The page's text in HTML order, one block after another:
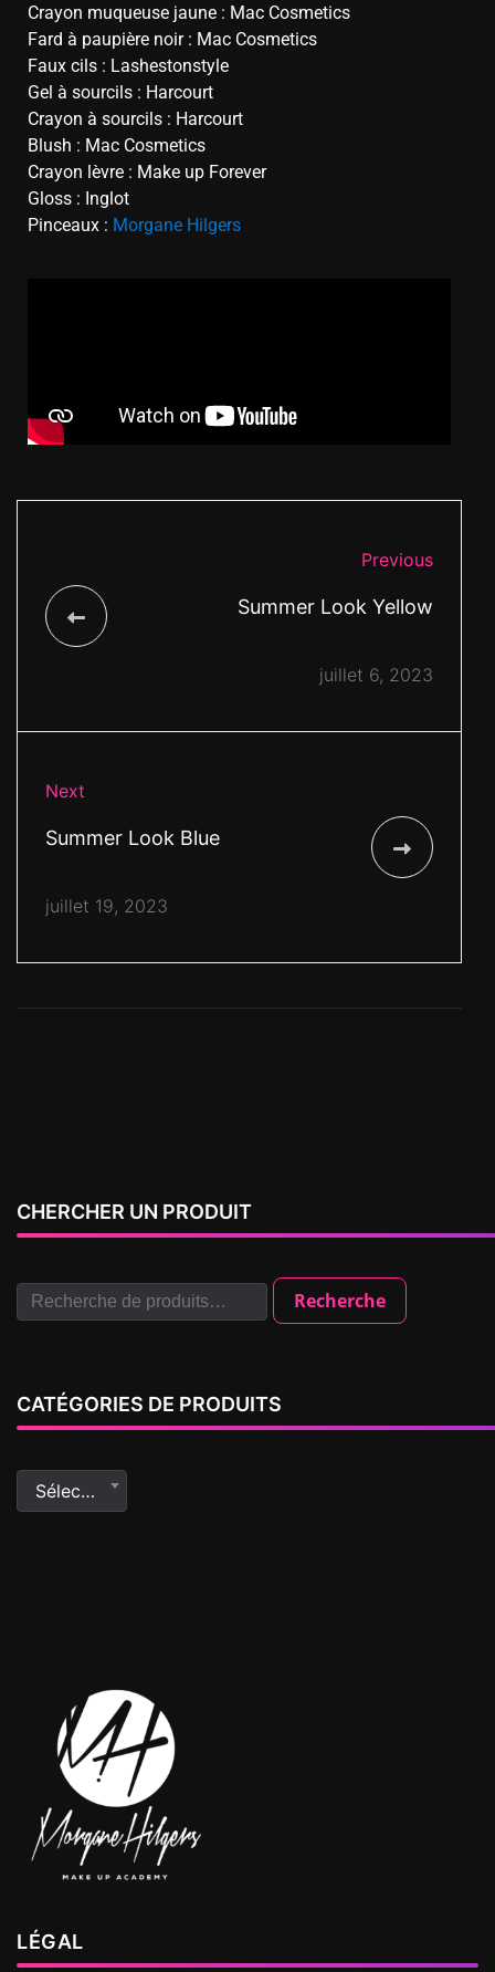
Crayon muqueuse jaune : Mac Cosmetics
Fard à paupière noir : Mac Cosmetics
Faux cils : Lashestonstyle
Gel à sourcils : Harcourt
Crayon à sourcils : Harcourt
Blush : Mac Cosmetics
Crayon lèvre : Make up Forever
Gloss : Inglot
Pinceaux : Morgane Hilgers
Previous
Summer Look Yellow
juillet 6, 2023
Next
Summer Look Blue
juillet 19, 2023
CHERCHER UN PRODUIT
Recherche
CATÉGORIES DE PRODUITS
Sélectionner une catégorie
LÉGAL